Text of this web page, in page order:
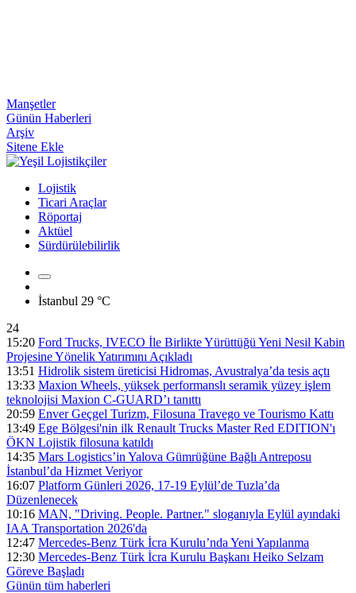
Manşetler
Günün Haberleri
Arşiv
Sitene Ekle
Lojistik
Ticari Araçlar
Röportaj
Aktüel
Sürdürülebilirlik
İstanbul 29 °C
24
15:20 Ford Trucks, IVECO İle Birlikte Yürüttüğü Yeni Nesil Kabin
Projesine Yönelik Yatırımını Açıkladı
13:51 Hidrolik sistem üreticisi Hidromas, Avustralya’da tesis açtı
13:33 Maxion Wheels, yüksek performanslı seramik yüzey işlem
teknolojisi Maxion C-GUARD’ı tanıttı
20:59 Enver Geçgel Turizm, Filosuna Travego ve Tourismo Kattı
13:49 Ege Bölgesi'nin ilk Renault Trucks Master Red EDITION'ı
ÖKN Lojistik filosuna katıldı
14:35 Mars Logistics’in Yalova Gümrüğüne Bağlı Antreposu
İstanbul’da Hizmet Veriyor
16:07 Platform Günleri 2026, 17-19 Eylül’de Tuzla’da
Düzenlenecek
10:16 MAN, "Driving. People. Partner." sloganıyla Eylül ayındaki
IAA Transportation 2026'da
12:47 Mercedes-Benz Türk İcra Kurulu’nda Yeni Yapılanma
12:30 Mercedes-Benz Türk İcra Kurulu Başkanı Heiko Selzam
Göreve Başladı
Günün tüm haberleri